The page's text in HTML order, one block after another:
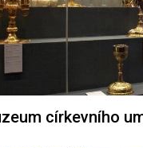
církevního